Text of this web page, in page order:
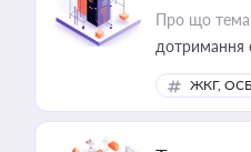
Про що
дотримання
ЖКГ,